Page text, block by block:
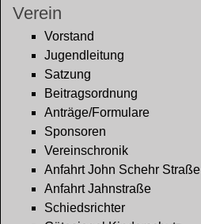
Verein
Vorstand
Jugendleitung
Satzung
Beitragsordnung
Anträge/Formulare
Sponsoren
Vereinschronik
Anfahrt John Schehr Straße
Anfahrt Jahnstraße
Schiedsrichter